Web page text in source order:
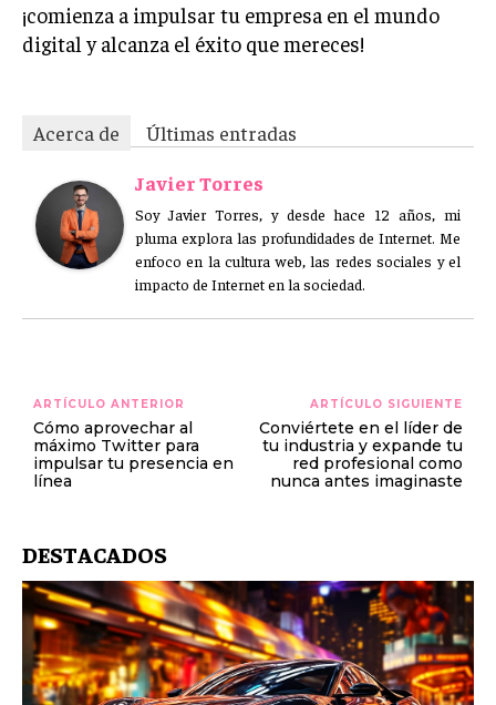
¡comienza a impulsar tu empresa en el mundo
digital y alcanza el éxito que mereces!
Acerca de
Últimas entradas
Javier Torres
Soy Javier Torres, y desde hace 12 años, mi
pluma explora las profundidades de Internet. Me
enfoco en la cultura web, las redes sociales y el
impacto de Internet en la sociedad.
ARTÍCULO ANTERIOR
Cómo aprovechar al
máximo Twitter para
impulsar tu presencia en
línea
ARTÍCULO SIGUIENTE
Conviértete en el líder de
tu industria y expande tu
red profesional como
nunca antes imaginaste
DESTACADOS